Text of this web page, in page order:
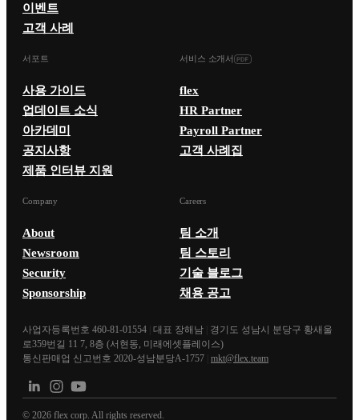
이벤트
고객 사례
서포트
사용 가이드
업데이트 소식
아카데미
공지사항
제품 인터뷰 지원
서비스 소개서
flex
HR Partner
Payroll Partner
고객 사례집
Company
About
Newsroom
Security
Sponsorship
Careers
팀 소개
팀 스토리
기술 블로그
채용 공고
사업자등록번호 460-81-01554 대표 장해남
경기도 성남시 분당구 황새울
로359번길 11 7, 8층 (서현동, 미래에셋플레이스)
통신판매업 신고번호 2020-성남분당A-1757 mkt@flex.team
© 2026 flex corp. All rights reserved.